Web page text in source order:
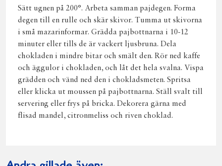
Sätt ugnen på 200°. Arbeta samman pajdegen. Forma
degen till en rulle och skär skivor. Tumma ut skivorna
i små mazarinformar. Grädda pajbottnarna i 10-12
minuter eller tills de är vackert ljusbruna. Dela
chokladen i mindre bitar och smält den. Rör ned kaffe
och äggulor i chokladen, och låt det hela svalna. Vispa
grädden och vänd ned den i chokladsmeten. Spritsa
eller klicka ut moussen på pajbottnarna. Ställ svalt till
servering eller frys på bricka. Dekorera gärna med
flisad mandel, citronmeliss och riven choklad.